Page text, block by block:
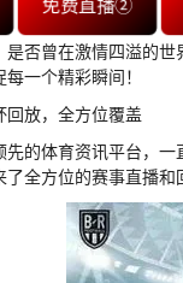
免费直播②
是否曾在激情四溢的
一个精彩瞬间！
回放，全方位覆盖
先的体育资讯平台，
全方位的赛事直播和